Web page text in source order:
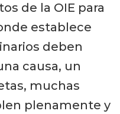
de la OIE para
establece
deben
causa, un
muchas
plenamente y